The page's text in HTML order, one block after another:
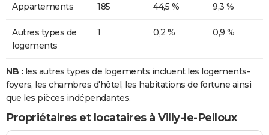
Appartements 185 44,5 % 9,3 %
Autres types de
logements
1 0,2 % 0,9 %
NB : les autres types de logements incluent les logements-
foyers, les chambres d'hôtel, les habitations de fortune ainsi
que les pièces indépendantes.
Propriétaires et locataires à Villy-le-Pelloux